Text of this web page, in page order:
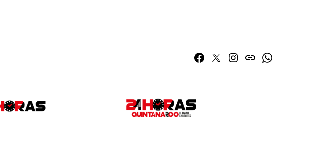
Facebook
TwitterInstagram
issuuWhatsapp